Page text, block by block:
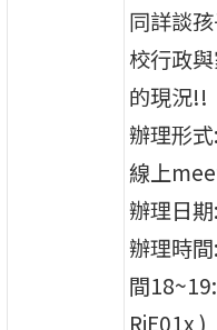
同詳談
校行政
的現況!!
辦理形
線上
辦理日
辦理時
間
RjE01x )